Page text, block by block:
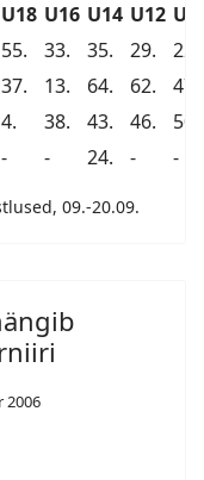
U18 U16 U14 U12
55. 33. 35. 29.
22.
37. 13. 64. 62.
47.
4. 38. 43. 46.
50.
- - 24. - -
09.-20.09.
2006